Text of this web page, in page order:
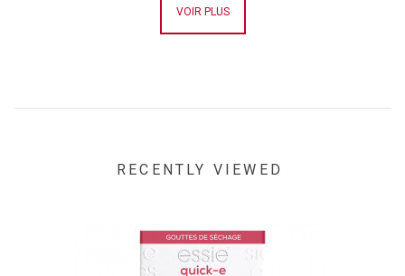
VOIR PLUS
RECENTLY VIEWED